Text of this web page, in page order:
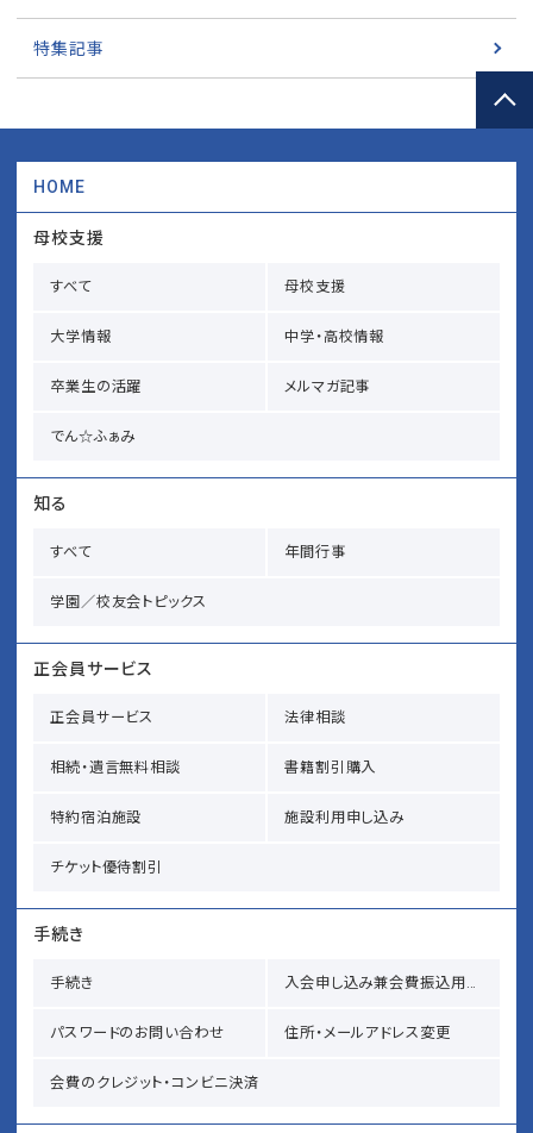
特集記事
HOME
母校支援
すべて 母校支援
大学情報 中学・高校情報
卒業生の活躍 メルマガ記事
でん☆ふぁみ
知る
すべて 年間行事
学園／校友会トピックス
正会員サービス
正会員サービス 法律相談
相続・遺言無料相談 書籍割引購入
特約宿泊施設 施設利用申し込み
チケット優待割引
手続き
手続き 入会申し込み兼会費振込用紙請求
パスワードのお問い合わせ 住所・メールアドレス変更
会費のクレジット・コンビニ決済